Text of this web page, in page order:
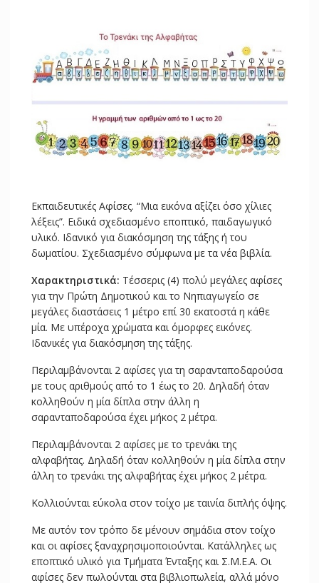
Εκπαιδευτικές Αφίσες. “Μια εικόνα αξίζει όσο χίλιες
λέξεις”. Ειδικά σχεδιασμένο εποπτικό, παιδαγωγικό
υλικό. Ιδανικό για διακόσμηση της τάξης ή του
δωματίου. Σχεδιασμένο σύμφωνα με τα νέα βιβλία.
Χαρακτηριστικά: Τέσσερις (4) πολύ μεγάλες αφίσες
για την Πρώτη Δημοτικού και το Νηπιαγωγείο σε
μεγάλες διαστάσεις 1 μέτρο επί 30 εκατοστά η κάθε
μία. Με υπέροχα χρώματα και όμορφες εικόνες.
Ιδανικές για διακόσμηση της τάξης.
Περιλαμβάνονται 2 αφίσες για τη σαρανταποδαρούσα
με τους αριθμούς από το 1 έως το 20. Δηλαδή όταν
κολληθούν η μία δίπλα στην άλλη η
σαρανταποδαρούσα έχει μήκος 2 μέτρα.
Περιλαμβάνονται 2 αφίσες με το τρενάκι της
αλφαβήτας. Δηλαδή όταν κολληθούν η μία δίπλα στην
άλλη το τρενάκι της αλφαβήτας έχει μήκος 2 μέτρα.
Κολλιούνται εύκολα στον τοίχο με ταινία διπλής όψης.
Με αυτόν τον τρόπο δε μένουν σημάδια στον τοίχο
και οι αφίσες ξαναχρησιμοποιούνται. Κατάλληλες ως
εποπτικό υλικό για Τμήματα Ένταξης και Σ.Μ.Ε.Α. Οι
αφίσες δεν πωλούνται στα βιβλιοπωλεία, αλλά μόνο